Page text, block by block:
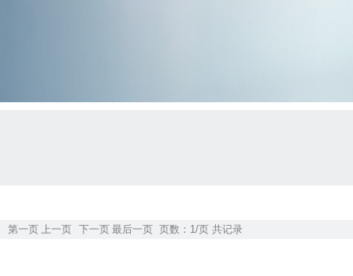
第一页 上一页 下一页 最后一页 页数：1/页 共记录